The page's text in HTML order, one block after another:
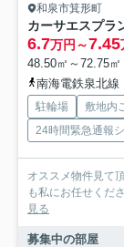
和泉市箕形町
カーサエスプラ
6.7万円～7.45
48.50㎡～72.75
南海電鉄泉北線
駐輪場 敷地内
24時間緊急通報
オススメ物件見て
も私にお任せくだ
見る
募集中の部屋